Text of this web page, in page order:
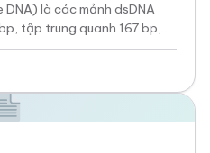
là các mảnh dsDNA
tập trung quanh 167 bp,